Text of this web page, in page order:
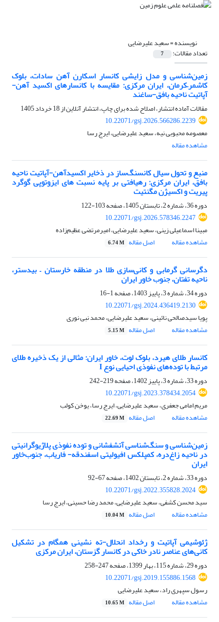
نویسنده =سعید علیرضایی
تعداد مقالات: 7
زمین‌شناسی و مدل زایشی کانسار اسکارن آهن سادات، بلوک
کاشمر–کرمان، ایران مرکزی: مقایسه با کانسارهای اکسید آهن-
آپاتیت ناحیه بافق-ساغند
مقالات آماده انتشار، اصلاح شده برای چاپ، انتشار آنلاین از18 خرداد 1405
10.22071/gsj.2026.566286.2239
معصومه محبوبی نیه، سعید علیرضایی، ایرج رسا
مشاهده مقاله
منبع و تحول سیال کانسنگ‌ساز در ذخایر اکسیدآهن-آپاتیت ناحیه
بافق، ایران مرکزی: رهیافتی بر پایه نسبت های ایزوتوپی گوگرد
پیریت و اکسیژن مگنتیت
دوره 36، شماره 2، تابستان 1405، صفحه
103-122
10.22071/gsj.2026.578346.2247
مبینا اسماعیلی زینی، سعید علیرضایی، امیرمرتضی عظیم‌زاده
مشاهده مقاله
اصل مقاله 6.74 M
دگرسانی گرمابی و کانی‌سازی طلا در منطقه خارستان – بیدستر،
ناحیه تفتان، جنوب خاور ایران
دوره 34، شماره 3، پاییز 1403، صفحه
1-16
10.22071/gsj.2024.436419.2130
پویا سیدصالحی نائینی، سعید علیرضایی، محمد نبی نوری
مشاهده مقاله
اصل مقاله 5.15 M
کانسار طلای هیرد، بلوک لوت، خاور ایران: مثالی از یک ذخیره طلای
مرتبط با توده‌های نفوذی احیایی نوع I
دوره 33، شماره 3، پاییز 1402، صفحه
219-242
10.22071/gsj.2023.378434.2054
مریم امامی جعفری، سعید علیرضایی، ایرج رسا، یوخن کولب
مشاهده مقاله
اصل مقاله 22.69 M
زمین‌شناسی و سنگ‌شناسی آتشفشانی و توده نفوذی پلاژیوگرانیتی
در ناحیه زاغ‌دره، کمپلکس افیولیتی اسفندقه- فاریاب، جنوب‌‌خاور
ایران
دوره 33، شماره 2، تابستان 1402، صفحه
67-92
10.22071/gsj.2022.355828.2024
سید محسن کشفی، سعید علیرضایی، محمد رضا حسینی، ایرج رسا
مشاهده مقاله
اصل مقاله 10.04 M
ژئوشیمی آپاتیت و رخداد انحلال-ته نشینی همگام در تشکیل
کانی‌های عناصر نادر خاکی در کانسار گزستان، ایران مرکزی
دوره 29، شماره 115، بهار 1399، صفحه
247-258
10.22071/gsj.2019.155886.1568
رسول سپهری راد، سعید علیرضایی
مشاهده مقاله
اصل مقاله 10.65 M